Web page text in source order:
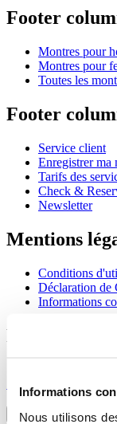
Informations
Nous utilisons
Footer
Montres pour
Montres pour
Toutes les
Footer
Service client
Enregistrer ma
Tarifs des
Check &
Newsletter
Mentions
Conditions
Déclaration de
Informations
Rejoignez le
Sélectionner un
Sélecteur de langue